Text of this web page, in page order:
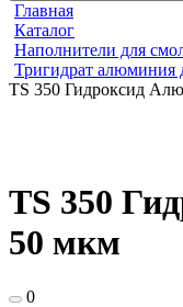
Главная
Каталог
Наполнители для
Тригидрат алюминия
TS 350 Гидроксид
TS 350
50 мкм
0